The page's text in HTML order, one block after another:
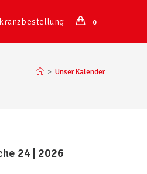
0
> Unser Kalender
24 | 2026